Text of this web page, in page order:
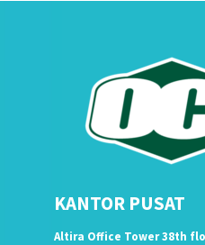
KANTOR PUSAT
Altira Office Tower 38th